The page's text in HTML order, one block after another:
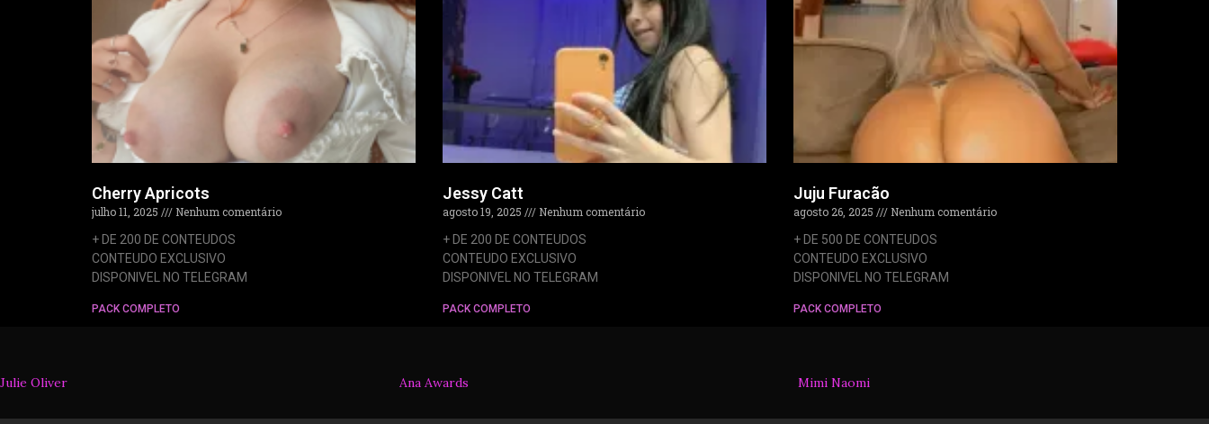
Cherry Apricots
julho 11, 2025
Nenhum comentário
+ DE 200 DE CONTEUDOS
CONTEUDO EXCLUSIVO
DISPONIVEL NO TELEGRAM
PACK COMPLETO
Jessy Catt
agosto 19, 2025
Nenhum comentário
+ DE 200 DE CONTEUDOS
CONTEUDO EXCLUSIVO
DISPONIVEL NO TELEGRAM
PACK COMPLETO
Juju Furacão
agosto 26, 2025
Nenhum comentário
+ DE 500 DE CONTEUDOS
CONTEUDO EXCLUSIVO
DISPONIVEL NO TELEGRAM
PACK COMPLETO
Julie Oliver Ana Awards Mimi Naomi